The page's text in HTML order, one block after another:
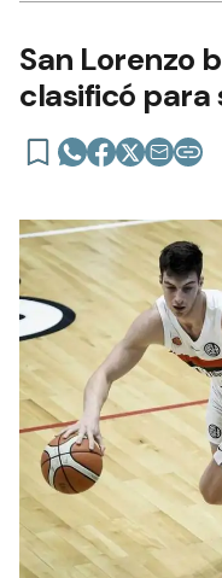
San Lorenzo
clasificó para